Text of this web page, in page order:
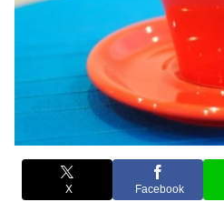
X Facebook